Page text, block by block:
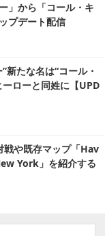
」から「コール・キ
プデート配信
新たな名は“コール・
ローと同姓に【UPD
戦や既存マップ「Hav
York」を紹介する